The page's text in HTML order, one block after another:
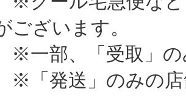
ございます。
部、「受取」の
発送」のみの店